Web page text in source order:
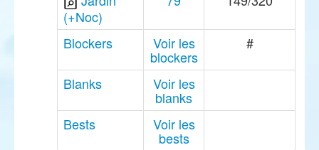
(+Noc)
Blockers Voir les
blockers
#
Blanks Voir les
blanks
Bests
Voir les
bests